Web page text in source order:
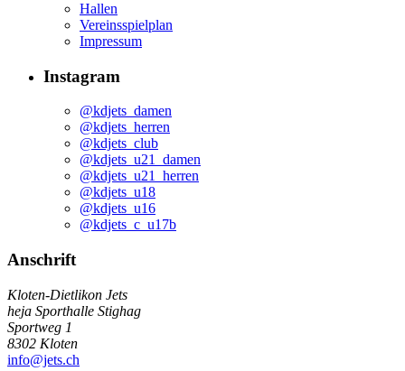
Hallen
Vereinsspielplan
Impressum
Instagram
@kdjets_damen
@kdjets_herren
@kdjets_club
@kdjets_u21_damen
@kdjets_u21_herren
@kdjets_u18
@kdjets_u16
@kdjets_c_u17b
Anschrift
Kloten-Dietlikon Jets
heja Sporthalle Stighag
Sportweg 1
8302 Kloten
info@jets.ch